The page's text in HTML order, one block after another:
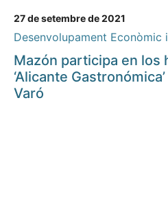
27 de setembre de 2021
Desenvolupament Econòmic
Mazón participa en los
‘Alicante
Varó